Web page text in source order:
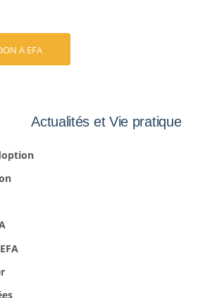
A EFA
Actualités et Vie pratique